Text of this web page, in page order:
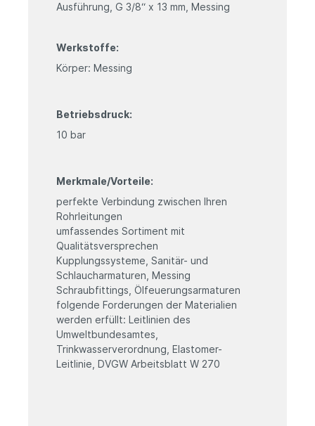
Ausführung, G 3/8“ x 13 mm, Messing
Werkstoffe:
Körper: Messing
Betriebsdruck:
10 bar
Merkmale/Vorteile:
perfekte Verbindung zwischen Ihren
Rohrleitungen
umfassendes Sortiment mit
Qualitätsversprechen
Kupplungssysteme, Sanitär- und
Schlaucharmaturen, Messing
Schraubfittings, Ölfeuerungsarmaturen
folgende Forderungen der Materialien
werden erfüllt: Leitlinien des
Umweltbundesamtes,
Trinkwasserverordnung, Elastomer-
Leitlinie, DVGW Arbeitsblatt W 270